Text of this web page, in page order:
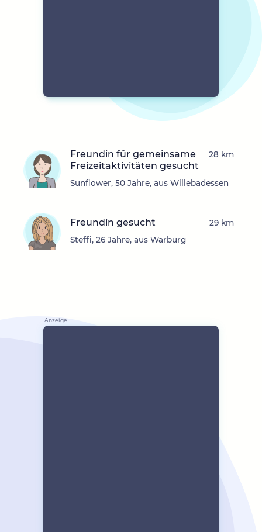
Freundin für gemeinsame
Freizeitaktivitäten gesucht
Sunflower, 50 Jahre, aus Willebadessen
28 km
Freundin gesucht
Steffi, 26 Jahre, aus Warburg
29 km